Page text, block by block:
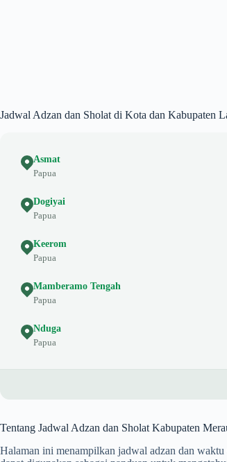
Jadwal Adzan dan Sholat di Kota dan Kabupaten
Asmat
Papua
Dogiyai
Papua
Keerom
Papua
Mamberamo Tengah
Papua
Nduga
Papua
Tentang Jadwal Adzan dan Sholat Kabupaten
Halaman ini menampilkan jadwal adzan dan